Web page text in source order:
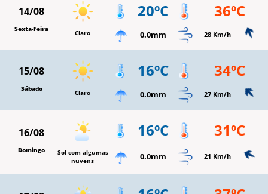
14/08
Sexta-Feira Claro
20ºC 36ºC
0.0mm 28 Km/h
15/08
Sábado Claro
16ºC 34ºC
0.0mm 27 Km/h
16/08
Domingo
Sol com algumas
nuvens
16ºC 31ºC
0.0mm 21 Km/h